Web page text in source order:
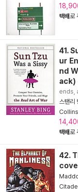
택배로
41.
ur
nd
ack)
ends,
스탠리
Collins
택배로
42.